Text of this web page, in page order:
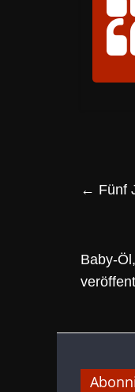
← Fünf
Baby-